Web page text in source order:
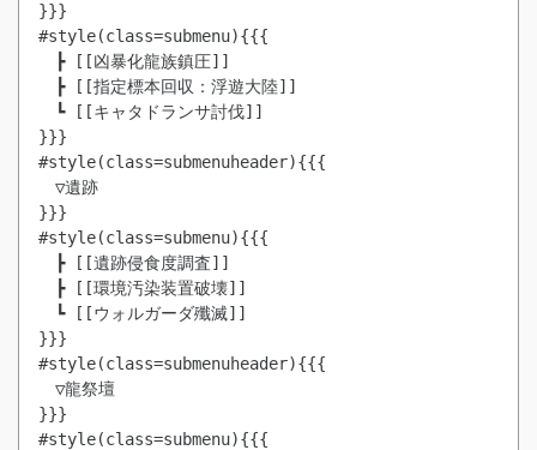
}}}
#style(class=submenu){{{
┣ [[凶暴化龍族鎮圧]]
┣ [[指定標本回収：浮遊大陸]]
┗ [[キャタドランサ討伐]]
}}}
#style(class=submenuheader){{{
▽遺跡
}}}
#style(class=submenu){{{
┣ [[遺跡侵食度調査]]
┣ [[環境汚染装置破壊]]
┗ [[ウォルガーダ殲滅]]
}}}
#style(class=submenuheader){{{
▽龍祭壇
}}}
#style(class=submenu){{{